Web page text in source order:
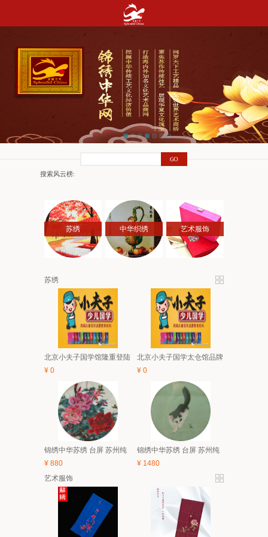
搜索风云榜:
苏绣 中华织绣 艺术服饰
苏绣
北京小夫子国学馆隆重登陆
活动开始啦！
¥ 0
北京小夫子国学太仓馆品牌
营简介
¥ 0
锦绣中华苏绣 台屏 苏州纯
装饰画 礼品
¥ 880
锦绣中华苏绣 台屏 苏州纯
装饰画 礼品
¥ 1480
艺术服饰